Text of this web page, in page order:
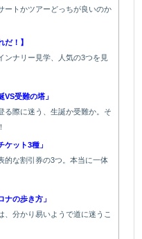
ートかツアーどっちが良いのか
だ！】
ンナリー見学、人気の3つを見
VS受難の塔」
る際に迷う、生誕か受難か。そ
ケット3種」
的な割引券の3つ。本当に一体
の歩き方」
、分かり易いようで道に迷うこ